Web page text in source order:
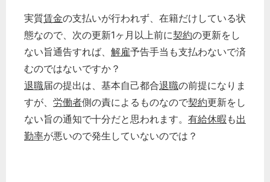
実質賃金の支払いが行われず、在籍だけしている状
態なので、次の更新1ヶ月以上前に契約の更新をし
ない旨通告すれば、 解雇予告手当も支払わないで済
むのではないですか？
退職届の提出は、基本自己都合退職の前提になりま
すが、 労働者側の責によるものなので契約更新をし
ない旨の通知で十分だと思われます。 有給休暇 も出
勤率が悪いので発生していないのでは？